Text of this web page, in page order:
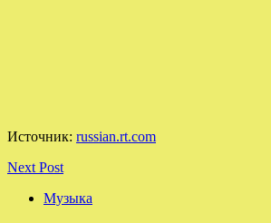
Источник: russian.rt.com
Next Post
Музыка